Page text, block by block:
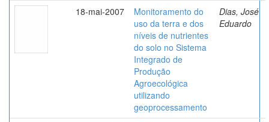
18-mai-2007
Monitoramento do
uso da terra e dos
níveis de nutrientes
do solo no Sistema
Integrado de
Produção
Agroecológica
utilizando
geoprocessamento
Dias, José
Eduardo